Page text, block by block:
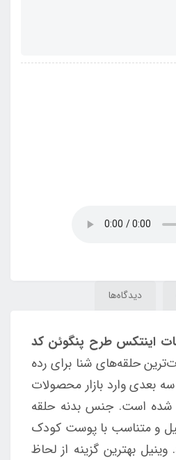
دیدگاه‌ها
اینتکس طرح پنگوئن کد
حلقه‌های شنا برای رده
بعدی وارد بازار محصولات
شده است. جنس بدنه حلقه
و متناسب با پوست کودک
بهترین گزینه از لحاظ